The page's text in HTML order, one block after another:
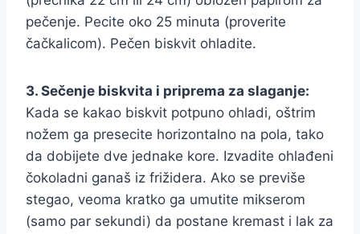
pečenje. Pecite oko 25 minuta (proverite
čačkalicom). Pečen biskvit ohladite.
3. Sečenje biskvita i priprema za slaganje:
Kada se kakao biskvit potpuno ohladi, oštrim
nožem ga presecite horizontalno na pola, tako
da dobijete dve jednake kore. Izvadite ohlađeni
čokoladni ganaš iz frižidera. Ako se previše
stegao, veoma kratko ga umutite mikserom
(samo par sekundi) da postane kremast i lak za